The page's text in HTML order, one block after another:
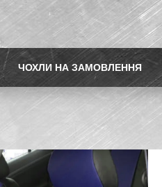
ЧОХЛИ НА ЗАМОВЛЕННЯ